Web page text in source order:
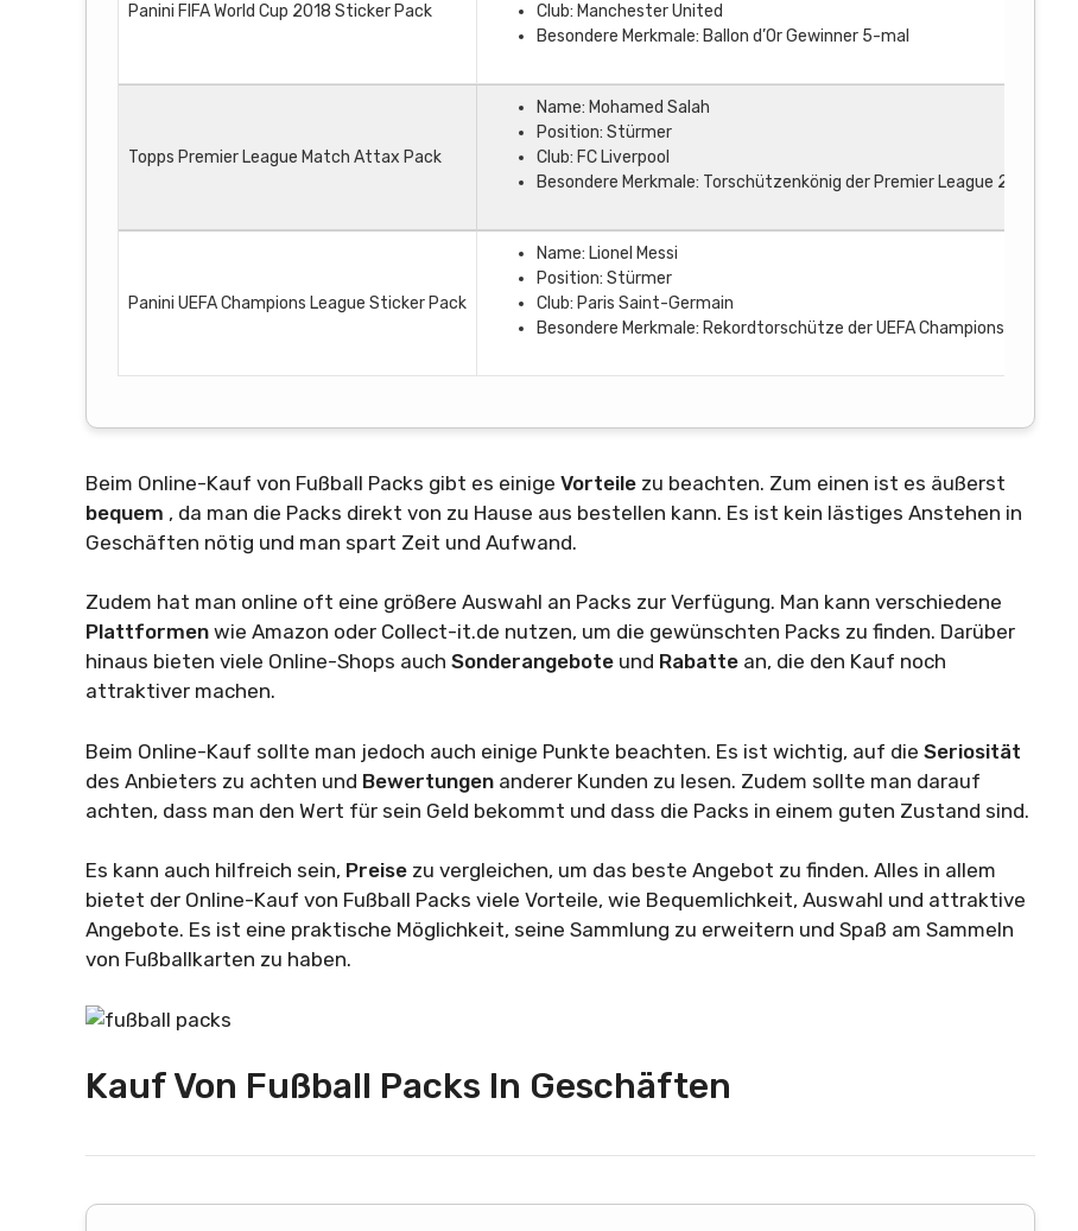
Panini FIFA World Cup 2018 Sticker Pack
Club: Manchester United
Besondere Merkmale: Ballon d’Or Gewinner 5-mal
Topps Premier League Match Attax Pack
Name: Mohamed Salah
Position: Stürmer
Club: FC Liverpool
Besondere Merkmale: Torschützenkönig der Premier League 2020/2021
Panini UEFA Champions League Sticker Pack
Name: Lionel Messi
Position: Stürmer
Club: Paris Saint-Germain
Besondere Merkmale: Rekordtorschütze der UEFA Champions League
Beim Online-Kauf von Fußball Packs gibt es einige Vorteile zu beachten. Zum einen ist es äußerst
bequem , da man die Packs direkt von zu Hause aus bestellen kann. Es ist kein lästiges Anstehen in
Geschäften nötig und man spart Zeit und Aufwand.
Zudem hat man online oft eine größere Auswahl an Packs zur Verfügung. Man kann verschiedene
Plattformen wie Amazon oder Collect-it.de nutzen, um die gewünschten Packs zu finden. Darüber
hinaus bieten viele Online-Shops auch Sonderangebote und Rabatte an, die den Kauf noch
attraktiver machen.
Beim Online-Kauf sollte man jedoch auch einige Punkte beachten. Es ist wichtig, auf die Seriosität
des Anbieters zu achten und Bewertungen anderer Kunden zu lesen. Zudem sollte man darauf
achten, dass man den Wert für sein Geld bekommt und dass die Packs in einem guten Zustand sind.
Es kann auch hilfreich sein, Preise zu vergleichen, um das beste Angebot zu finden. Alles in allem
bietet der Online-Kauf von Fußball Packs viele Vorteile, wie Bequemlichkeit, Auswahl und attraktive
Angebote. Es ist eine praktische Möglichkeit, seine Sammlung zu erweitern und Spaß am Sammeln
von Fußballkarten zu haben.
Kauf Von Fußball Packs In Geschäften